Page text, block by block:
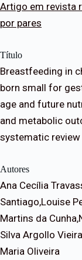
Artigo em revista
por pares
Título
Breastfeeding in
born small for
age and future
and metabolic
systematic review
Autores
Ana Cecília
Santiago,Louise
Martins da
Silva Argollo
Maria Oliveira